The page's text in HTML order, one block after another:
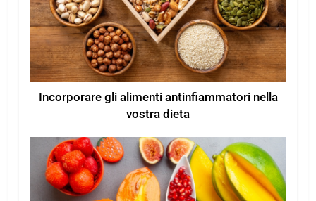
Incorporare gli alimenti antinfiammatori nella
vostra dieta